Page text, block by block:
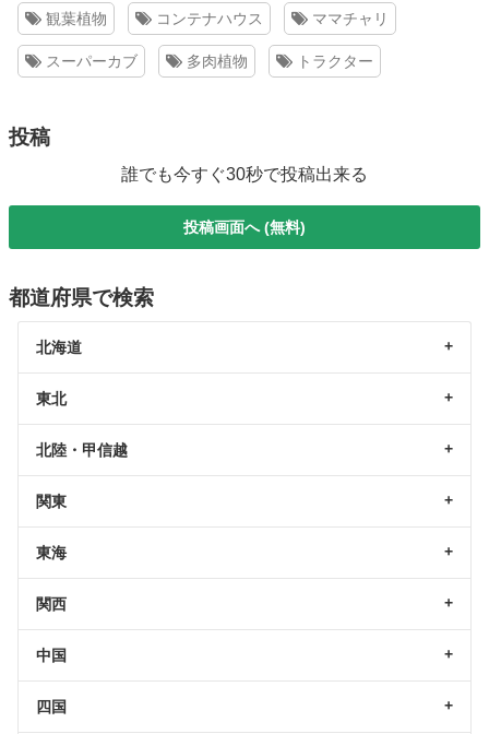
観葉植物 コンテナハウス ママチャリ
スーパーカブ 多肉植物 トラクター
投稿
誰でも今すぐ30秒で投稿出来る
投稿画面へ (無料)
都道府県で検索
北海道
東北
北陸・甲信越
関東
東海
関西
中国
四国